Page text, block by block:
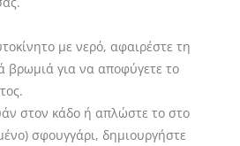
με νερό, αφαιρέστε τη
βρωμιά για να αποφύγετε το
στον κάδο ή απλώστε το στο
σφουγγάρι, δημιουργήστε